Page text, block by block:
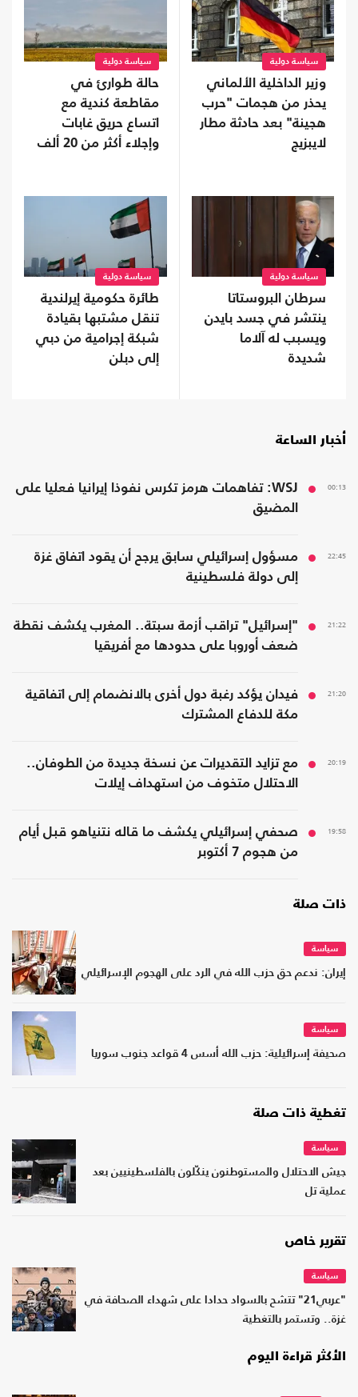
سياسة دولية
وزير الداخلية الألماني
يحذر من هجمات "حرب
هجينة" بعد حادثة مطار
لايبزيج
سياسة دولية
حالة طوارئ في
مقاطعة كندية مع
اتساع حريق غابات
وإجلاء أكثر من 20 ألف
سياسة دولية
سرطان البروستاتا
ينتشر في جسد بايدن
ويسبب له آلاما
شديدة
سياسة دولية
طائرة حكومية إيرلندية
تنقل مشتبها بقيادة
شبكة إجرامية من دبي
إلى دبلن
أخبار الساعة
00:13
WSJ: تفاهمات هرمز تكرس نفوذا إيرانيا فعليا على
المضيق
22:45
مسؤول إسرائيلي سابق يرجح أن يقود اتفاق غزة
إلى دولة فلسطينية
21:22
"إسرائيل" تراقب أزمة سبتة.. المغرب يكشف نقطة
ضعف أوروبا على حدودها مع أفريقيا
21:20
فيدان يؤكد رغبة دول أخرى بالانضمام إلى اتفاقية
مكة للدفاع المشترك
20:19
مع تزايد التقديرات عن نسخة جديدة من الطوفان..
الاحتلال متخوف من استهداف إيلات
19:58
صحفي إسرائيلي يكشف ما قاله نتنياهو قبل أيام
من هجوم 7 أكتوبر
ذات صلة
سياسة
إيران: ندعم حق حزب الله في الرد على الهجوم الإسرائيلي
سياسة
صحيفة إسرائيلية: حزب الله أسس 4 قواعد جنوب سوريا
تغطية ذات صلة
سياسة
جيش الاحتلال والمستوطنون ينكّلون بالفلسطينيين بعد
عملية تل
تقرير خاص
سياسة
"عربي21" تتشح بالسواد حدادا على شهداء الصحافة في
غزة.. وتستمر بالتغطية
الأكثر قراءة اليوم